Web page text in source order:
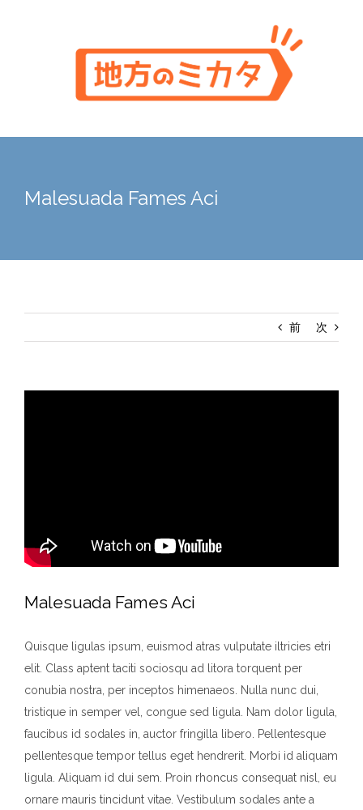
Malesuada Fames Aci
前 次
Malesuada Fames Aci
Quisque ligulas ipsum, euismod atras vulputate iltricies etri
elit. Class aptent taciti sociosqu ad litora torquent per
conubia nostra, per inceptos himenaeos. Nulla nunc dui,
tristique in semper vel, congue sed ligula. Nam dolor ligula,
faucibus id sodales in, auctor fringilla libero. Pellentesque
pellentesque tempor tellus eget hendrerit. Morbi id aliquam
ligula. Aliquam id dui sem. Proin rhoncus consequat nisl, eu
ornare mauris tincidunt vitae. Vestibulum sodales ante a